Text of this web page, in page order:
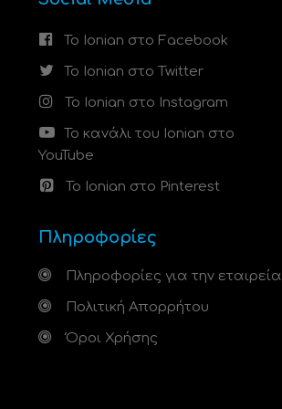
Το Ionian στο Facebook
Το Ionian στο Twitter
Το Ionian στο Instagram
Το κανάλι του Ionian στο
YouTube
Το Ionian στο Pinterest
Πληροφορίες
Πληροφορίες για την εταιρεία
Πολιτική Απορρήτου
Όροι Χρήσης